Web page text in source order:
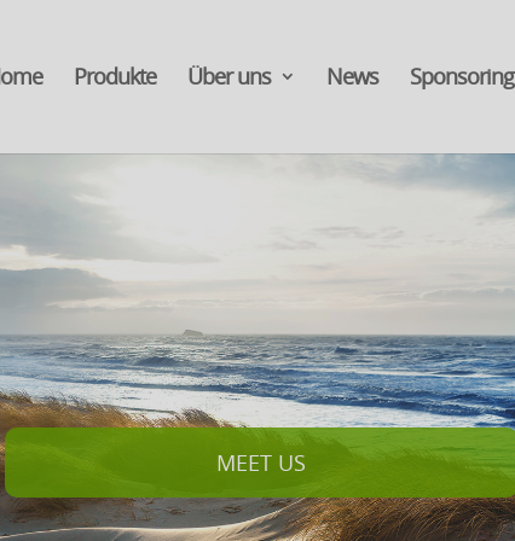
Produkte Über uns News Sponsoring
MEET US